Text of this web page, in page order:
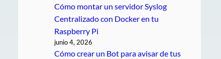
Cómo montar un servidor Syslog
Centralizado con Docker en tu
Raspberry Pi
junio 4, 2026
Cómo crear un Bot para avisar de tus